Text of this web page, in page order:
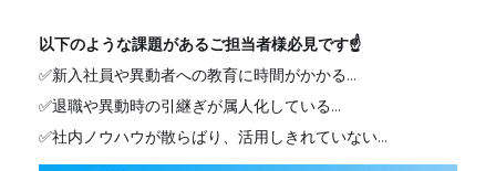
以下のような課題があるご担当者様必見です☝
✅新入社員や異動者への教育に時間がかかる…
✅退職や異動時の引継ぎが属人化している…
✅社内ノウハウが散らばり、活用しきれていない…